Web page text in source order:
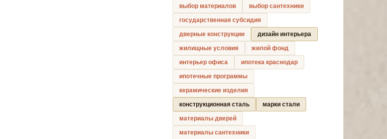
выбор материалов
выбор сантехники
государственная субсидия
дверные конструкции
дизайн интерьера
жилищные условия
жилой фонд
интерьер офиса
ипотека краснодар
ипотечные программы
керамические изделия
конструкционная сталь
марки стали
материалы дверей
материалы сантехники